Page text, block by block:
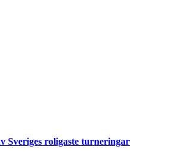
Sveriges roligaste turneringar